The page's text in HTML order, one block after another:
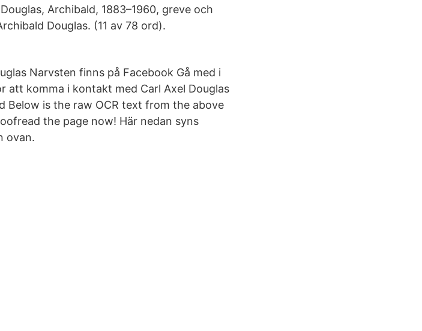
Archibald, 1883–1960, greve och
Douglas. (11 av 78 ord).
Narvsten finns på Facebook Gå med i
att komma i kontakt med Carl Axel Douglas
Below is the raw OCR text from the above
the page now! Här nedan syns
ovan.